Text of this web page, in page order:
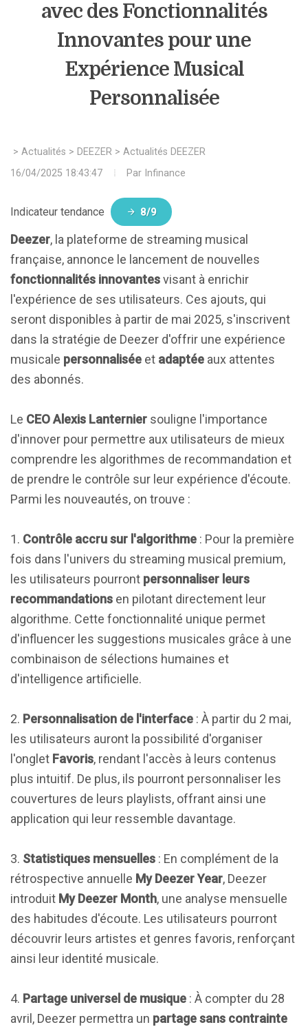
avec des Fonctionnalités
Innovantes pour une
Expérience Musical
Personnalisée
> Actualités > DEEZER > Actualités DEEZER
16/04/2025 18:43:47
Par Infinance
Indicateur tendance 8/9
Deezer, la plateforme de streaming musical
française, annonce le lancement de nouvelles
fonctionnalités innovantesvisant à enrichir
l'expérience de ses utilisateurs. Ces ajouts, qui
seront disponibles à partir de mai 2025, s'inscrivent
dans la stratégie de Deezer d'offrir une expérience
musicale personnalisée et adaptée aux attentes
des abonnés.
Le CEO Alexis Lanternier souligne l'importance
d'innover pour permettre aux utilisateurs de mieux
comprendre les algorithmes de recommandation et
de prendre le contrôle sur leur expérience d'écoute.
Parmi les nouveautés, on trouve :
1. Contrôle accru sur l'algorithme : Pour la première
fois dans l'univers du streaming musical premium,
les utilisateurs pourront personnaliser leurs
recommandations en pilotant directement leur
algorithme. Cette fonctionnalité unique permet
d'influencer les suggestions musicales grâce à une
combinaison de sélections humaines et
d'intelligence artificielle.
2. Personnalisation de l'interface : À partir du 2 mai,
les utilisateurs auront la possibilité d'organiser
l'onglet Favoris, rendant l'accès à leurs contenus
plus intuitif. De plus, ils pourront personnaliser les
couvertures de leurs playlists, offrant ainsi une
application qui leur ressemble davantage.
3. Statistiques mensuelles : En complément de la
rétrospective annuelle My Deezer Year, Deezer
introduit My Deezer Month, une analyse mensuelle
des habitudes d'écoute. Les utilisateurs pourront
découvrir leurs artistes et genres favoris, renforçant
ainsi leur identité musicale.
4. Partage universel de musique : À compter du 28
avril, Deezer permettra un partage sans contrainte